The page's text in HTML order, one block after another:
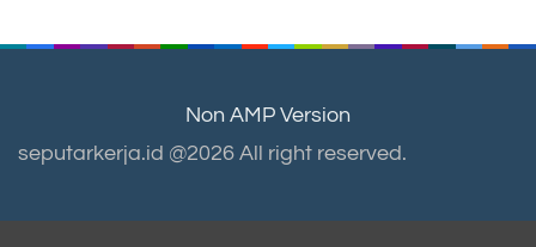
Non AMP Version
seputarkerja.id @2026 All right reserved.